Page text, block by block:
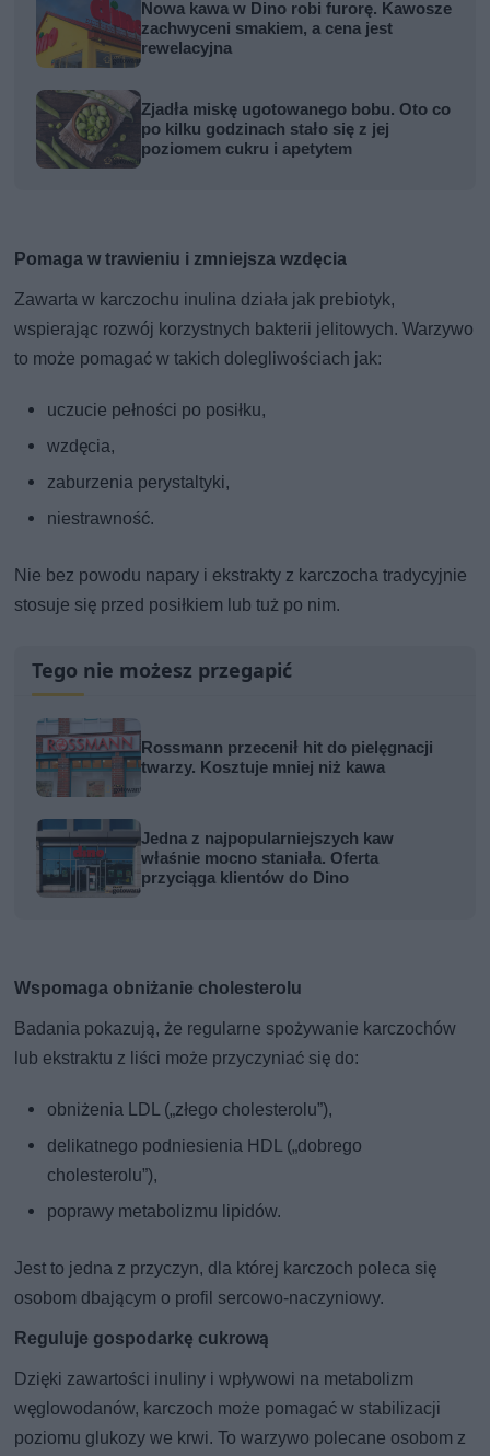
Nowa kawa w Dino robi furorę. Kawosze
zachwyceni smakiem, a cena jest
rewelacyjna
Zjadła miskę ugotowanego bobu. Oto co
po kilku godzinach stało się z jej
poziomem cukru i apetytem
Pomaga w trawieniu i zmniejsza wzdęcia
Zawarta w karczochu inulina działa jak prebiotyk,
wspierając rozwój korzystnych bakterii jelitowych. Warzywo
to może pomagać w takich dolegliwościach jak:
uczucie pełności po posiłku,
wzdęcia,
zaburzenia perystaltyki,
niestrawność.
Nie bez powodu napary i ekstrakty z karczocha tradycyjnie
stosuje się przed posiłkiem lub tuż po nim.
Tego nie możesz przegapić
Rossmann przecenił hit do pielęgnacji
twarzy. Kosztuje mniej niż kawa
Jedna z najpopularniejszych kaw
właśnie mocno staniała. Oferta
przyciąga klientów do Dino
Wspomaga obniżanie cholesterolu
Badania pokazują, że regularne spożywanie karczochów
lub ekstraktu z liści może przyczyniać się do:
obniżenia LDL („złego cholesterolu”),
delikatnego podniesienia HDL („dobrego
cholesterolu”),
poprawy metabolizmu lipidów.
Jest to jedna z przyczyn, dla której karczoch poleca się
osobom dbającym o profil sercowo-naczyniowy.
Reguluje gospodarkę cukrową
Dzięki zawartości inuliny i wpływowi na metabolizm
węglowodanów, karczoch może pomagać w stabilizacji
poziomu glukozy we krwi. To warzywo polecane osobom z